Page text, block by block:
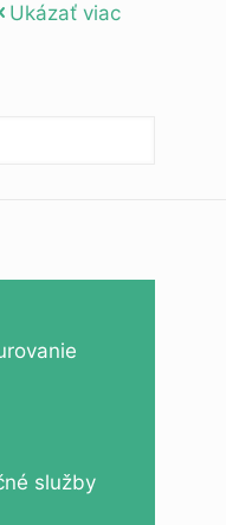
Ukázať viac
služby